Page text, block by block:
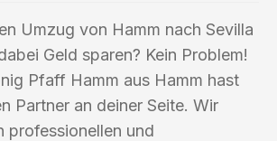
Umzug von Hamm nach Sevilla
Geld sparen? Kein Problem!
Pfaff Hamm aus Hamm hast
Partner an deiner Seite. Wir
professionellen und